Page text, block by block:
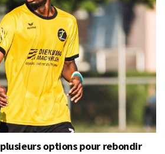
options pour rebondir